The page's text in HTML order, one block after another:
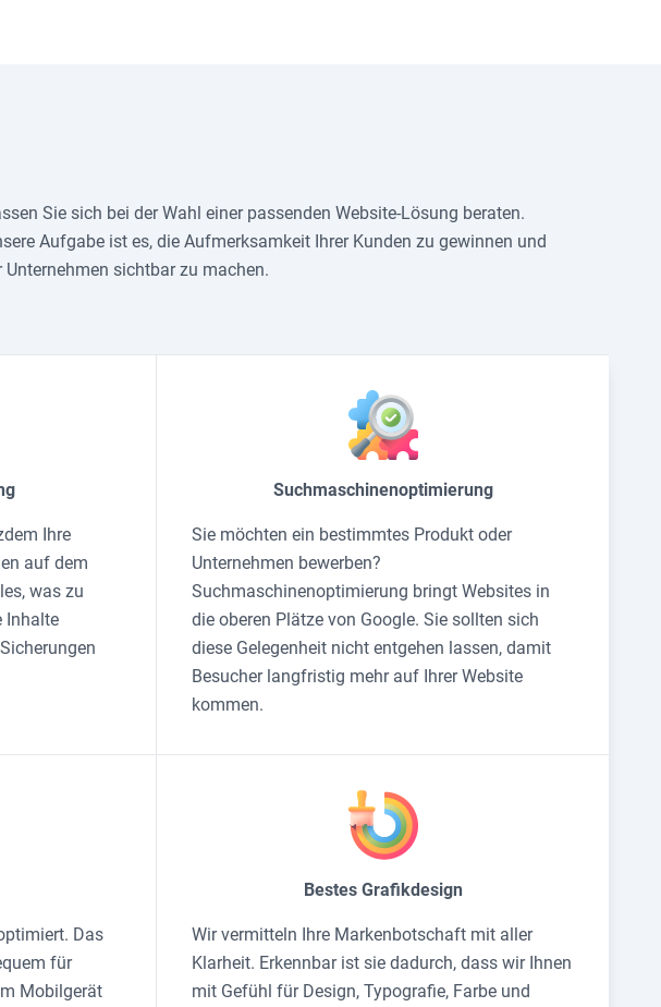
Sie sich bei der Wahl einer passenden Website-Lösung beraten.
Aufgabe ist es, die Aufmerksamkeit Ihrer Kunden zu gewinnen und
Unternehmen sichtbar zu machen.
Ihre
auf dem
was zu
Inhalte
Suchmaschinenoptimierung
Sie möchten ein bestimmtes Produkt oder
Unternehmen bewerben?
Suchmaschinenoptimierung bringt Websites in
die oberen Plätze von Google. Sie sollten sich
diese Gelegenheit nicht entgehen lassen, damit
Besucher langfristig mehr auf Ihrer Website
kommen.
Das
für
Mobilgerät
Bestes Grafikdesign
Wir vermitteln Ihre Markenbotschaft mit aller
Klarheit. Erkennbar ist sie dadurch, dass wir Ihnen
mit Gefühl für Design, Typografie, Farbe und